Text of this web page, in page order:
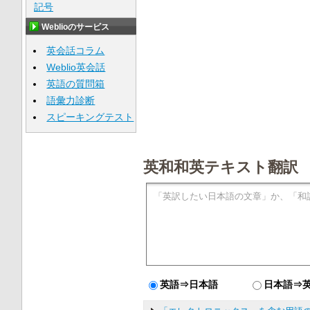
英和和英テキスト翻訳
英語⇒日本語 日本語⇒
記号
Weblioのサービス
英会話コラム
Weblio英会話
英語の質問箱
語彙力診断
スピーキングテスト